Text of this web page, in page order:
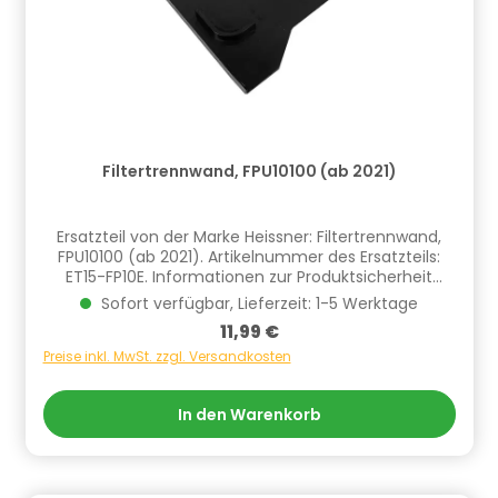
Filtertrennwand, FPU10100 (ab 2021)
Ersatzteil von der Marke Heissner: Filtertrennwand,
FPU10100 (ab 2021). Artikelnummer des Ersatzteils:
ET15-FP10E. Informationen zur Produktsicherheit
Hersteller/EU Verantwortliche Person: CF Group
Deutschland GmbH, Bahnhofstraße 68, 73240
Wendlingen, DE, info.de@cf.group, +4970244048100
Gefahrstoffhinweise (falls vorhanden):
Sofort verfügbar, Lieferzeit: 1-5 Werktage
Regulärer Preis:
11,99 €
Preise inkl. MwSt. zzgl. Versandkosten
In den Warenkorb